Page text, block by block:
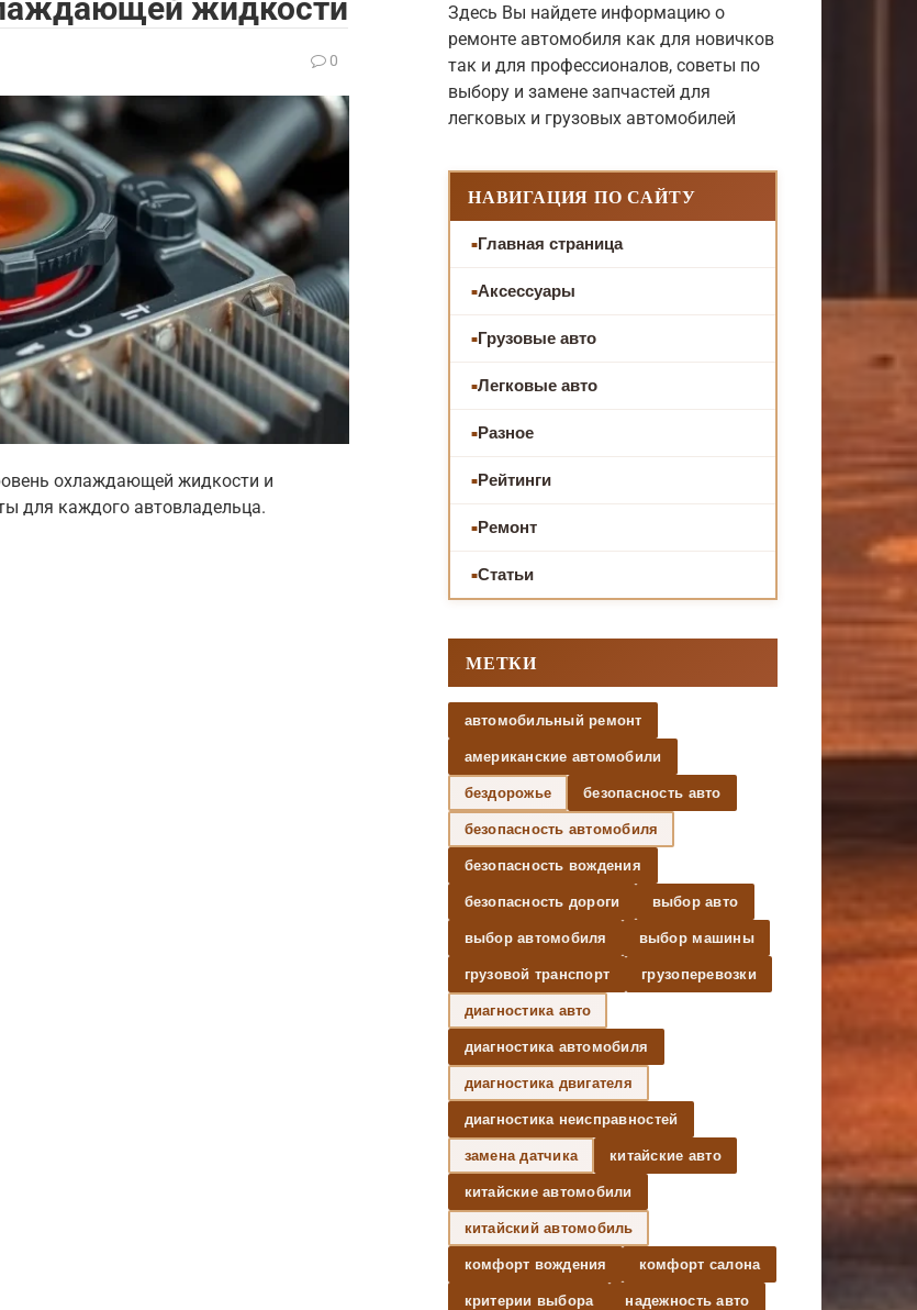
жидкости
0
охлаждающей жидкости и
для каждого автовладельца.
Здесь Вы найдете информацию о
ремонте автомобиля как для новичков
так и для профессионалов, советы по
выбору и замене запчастей для
легковых и грузовых автомобилей
НАВИГАЦИЯ ПО САЙТУ
Главная страница
Аксессуары
Грузовые авто
Легковые авто
Разное
Рейтинги
Ремонт
Статьи
МЕТКИ
автомобильный ремонт
американские автомобили
бездорожье безопасность авто
безопасность автомобиля
безопасность вождения
безопасность дороги выбор авто
выбор автомобиля выбор машины
грузовой транспорт грузоперевозки
диагностика авто
диагностика автомобиля
диагностика двигателя
диагностика неисправностей
замена датчика китайские авто
китайские автомобили
китайский автомобиль
комфорт вождения комфорт салона
критерии выбора надежность авто